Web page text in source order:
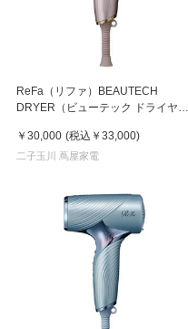
ReFa（リファ）BEAUTECH
DRYER（ビューテック ドライヤ
￥30,000 (税込 ￥33,000)
二子玉川 蔦屋家電